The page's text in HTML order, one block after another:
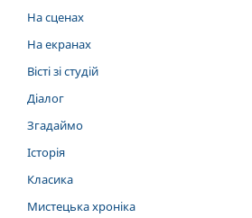
На сценах
На екранах
Вісті зі студій
Діалог
Згадаймо
Історія
Класика
Мистецька хроніка